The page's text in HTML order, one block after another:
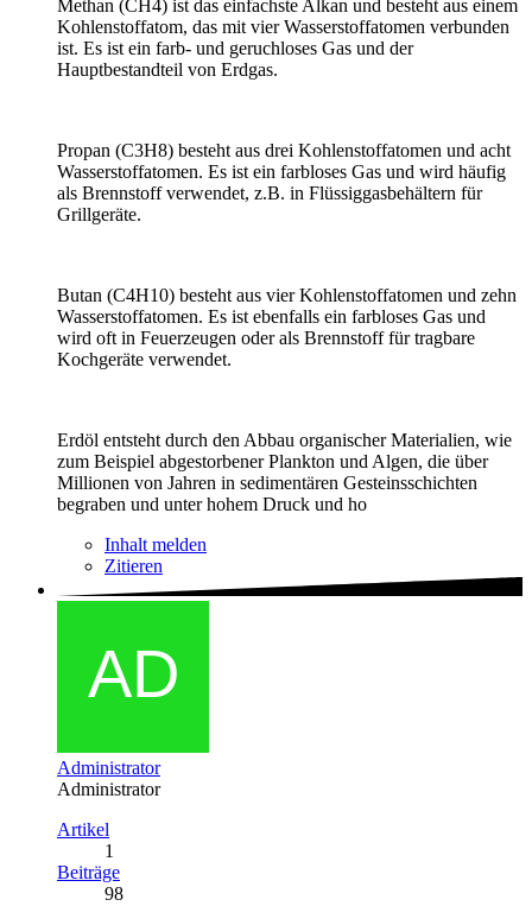
Methan (CH4) ist das einfachste Alkan und besteht aus einem
Kohlenstoffatom, das mit vier Wasserstoffatomen verbunden
ist. Es ist ein farb- und geruchloses Gas und der
Hauptbestandteil von Erdgas.
Propan (C3H8) besteht aus drei Kohlenstoffatomen und acht
Wasserstoffatomen. Es ist ein farbloses Gas und wird häufig
als Brennstoff verwendet, z.B. in Flüssiggasbehältern für
Grillgeräte.
Butan (C4H10) besteht aus vier Kohlenstoffatomen und zehn
Wasserstoffatomen. Es ist ebenfalls ein farbloses Gas und
wird oft in Feuerzeugen oder als Brennstoff für tragbare
Kochgeräte verwendet.
Erdöl entsteht durch den Abbau organischer Materialien, wie
zum Beispiel abgestorbener Plankton und Algen, die über
Millionen von Jahren in sedimentären Gesteinsschichten
begraben und unter hohem Druck und ho
Inhalt melden
Zitieren
Administrator
Administrator
Artikel
1
Beiträge
98